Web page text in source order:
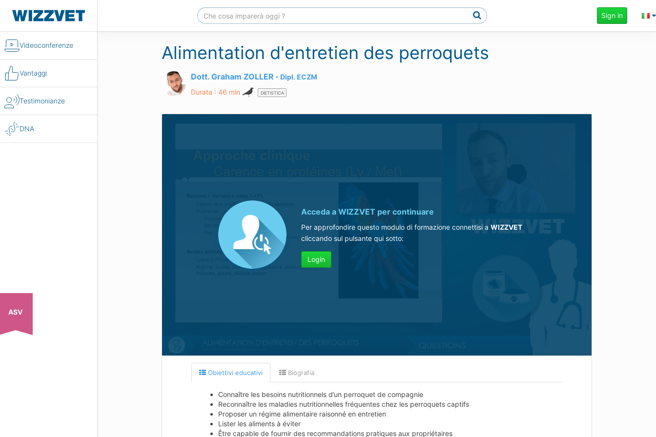
Videoconferenze
Vantaggi
Testimonianze
DNA
ASV
Sign in
Alimentation d'entretien des perroquets
Dott. Graham ZOLLER Dipl. ECZM
Durata : 46 min
DIETISTICA
Acceda aWIZZVET per continuare
Per approfondire questo modulo di formazione connettisi aWIZZVET
cliccando sul pulsante qui sotto:
Login
Obiettivi educativi Biografia
Connaître les besoins nutritionnels d’un perroquet de compagnie
Reconnaître les maladies nutritionnelles fréquentes chez les perroquets captifs
Proposer un régime alimentaire raisonné en entretien
Lister les aliments à éviter
Être capable de fournir des recommandations pratiques aux propriétaires